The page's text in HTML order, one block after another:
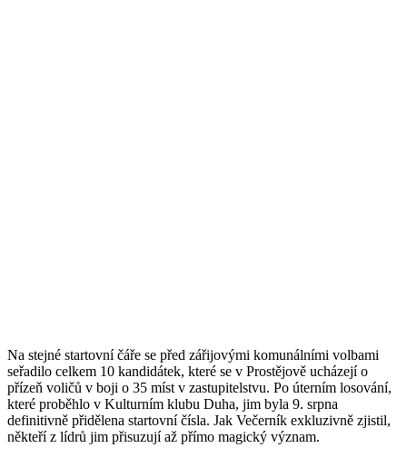
Na stejné startovní čáře se před zářijovými komunálními volbami
seřadilo celkem 10 kandidátek, které se v Prostějově ucházejí o
přízeň voličů v boji o 35 míst v zastupitelstvu. Po úterním losování,
které proběhlo v Kulturním klubu Duha, jim byla 9. srpna
definitivně přidělena startovní čísla. Jak Večerník exkluzivně zjistil,
někteří z lídrů jim přisuzují až přímo magický význam.